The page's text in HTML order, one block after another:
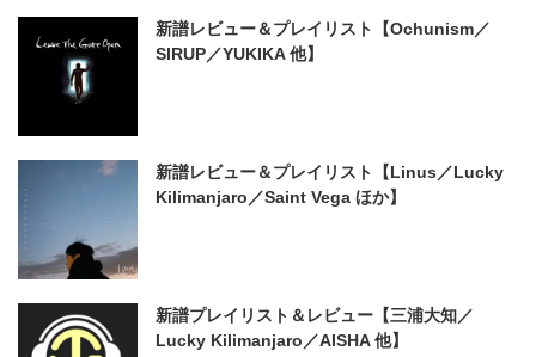
新譜レビュー＆プレイリスト【Ochunism／
SIRUP／YUKIKA 他】
新譜レビュー＆プレイリスト【Linus／Lucky
Kilimanjaro／Saint Vega ほか】
新譜プレイリスト＆レビュー【三浦大知／
Lucky Kilimanjaro／AISHA 他】